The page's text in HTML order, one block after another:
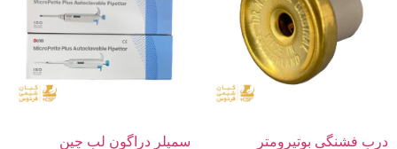
درب فشنگی بوتیرومتر سمپلر دراگون لب چین